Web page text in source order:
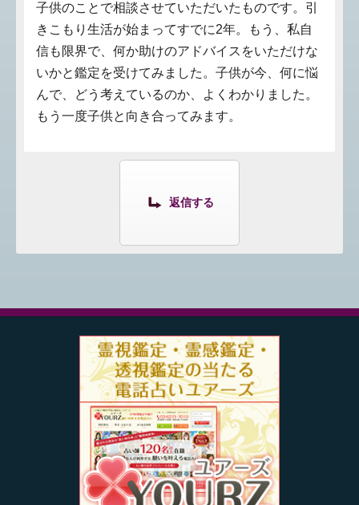
子供のことで相談させていただいたものです。引
きこもり生活が始まってすでに2年。もう、私自
信も限界で、何か助けのアドバイスをいただけな
いかと鑑定を受けてみました。子供が今、何に悩
んで、どう考えているのか、よくわかりました。
もう一度子供と向き合ってみます。
返信する